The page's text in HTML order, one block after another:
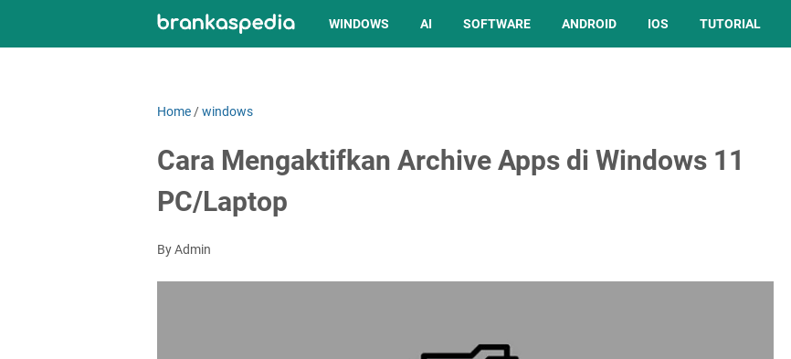
WINDOWS AI SOFTWARE ANDROID IOS TUTORIAL
Home /windows
Cara Mengaktifkan Archive Apps di Windows 11
PC/Laptop
By Admin